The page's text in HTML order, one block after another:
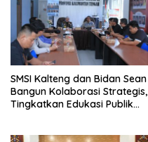
SMSI Kalteng dan Bidan Sean
Bangun Kolaborasi Strategis,
Tingkatkan Edukasi Publik